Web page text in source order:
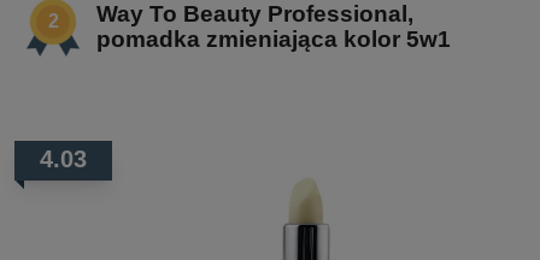
Way To Beauty Professional,
pomadka zmieniająca kolor 5w1
4.03